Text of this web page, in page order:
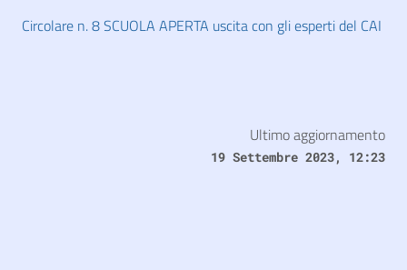
Circolare n. 8 SCUOLA APERTA uscita con gli esperti del CAI
Ultimo aggiornamento
19 Settembre 2023, 12:23